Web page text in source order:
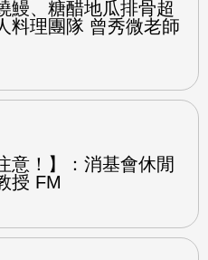
、糖醋地瓜排骨超
料理團隊 曾秀微老師
意！】：消基會休閒
授 FM